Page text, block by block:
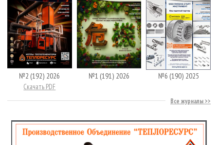
№2 (192) 2026
Скачать PDF
№1 (191) 2026 №6 (190) 2025
Все журналы